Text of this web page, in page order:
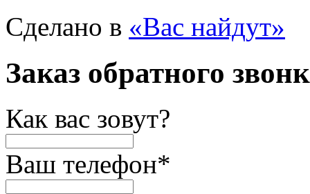
Сделано в «Вас найдут»
Заказ обратного
Как вас зовут?
Ваш телефон*